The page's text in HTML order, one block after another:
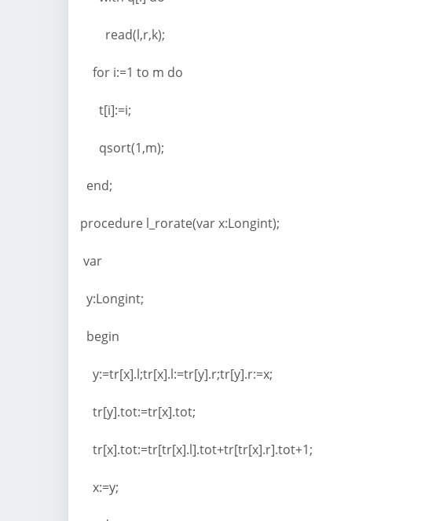
read(l,r,k);
for i:=1 to m do
t[i]:=i;
qsort(1,m);
end;
procedure l_rorate(var x:Longint);
var
y:Longint;
begin
y:=tr[x].l;tr[x].l:=tr[y].r;tr[y].r:=x;
tr[y].tot:=tr[x].tot;
tr[x].tot:=tr[tr[x].l].tot+tr[tr[x].r].tot+1;
x:=y;